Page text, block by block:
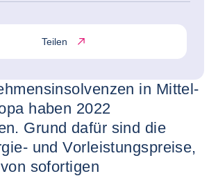
Teilen
in Mittel-
haben 2022
Grund dafür sind die
und Vorleistungspreise,
sofortigen